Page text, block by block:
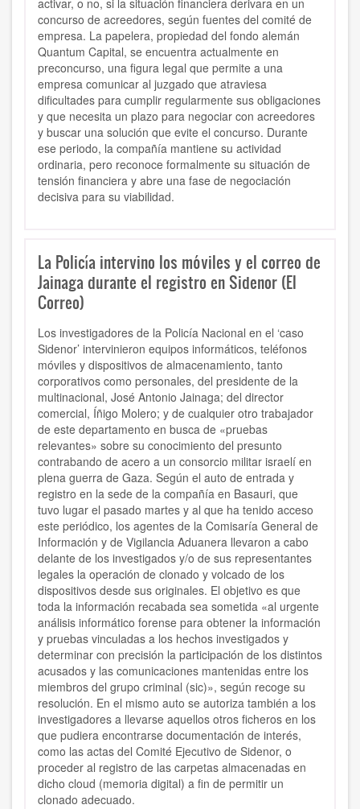
activar, o no, si la situación financiera derivara en un
concurso de acreedores, según fuentes del comité de
empresa. La papelera, propiedad del fondo alemán
Quantum Capital, se encuentra actualmente en
preconcurso, una figura legal que permite a una
empresa comunicar al juzgado que atraviesa
dificultades para cumplir regularmente sus obligaciones
y que necesita un plazo para negociar con acreedores
y buscar una solución que evite el concurso. Durante
ese periodo, la compañía mantiene su actividad
ordinaria, pero reconoce formalmente su situación de
tensión financiera y abre una fase de negociación
decisiva para su viabilidad.
La Policía intervino los móviles y el correo de
Jainaga durante el registro en Sidenor (El
Correo)
Los investigadores de la Policía Nacional en el ‘caso
Sidenor’ intervinieron equipos informáticos, teléfonos
móviles y dispositivos de almacenamiento, tanto
corporativos como personales, del presidente de la
multinacional, José Antonio Jainaga; del director
comercial, Íñigo Molero; y de cualquier otro trabajador
de este departamento en busca de «pruebas
relevantes» sobre su conocimiento del presunto
contrabando de acero a un consorcio militar israelí en
plena guerra de Gaza. Según el auto de entrada y
registro en la sede de la compañía en Basauri, que
tuvo lugar el pasado martes y al que ha tenido acceso
este periódico, los agentes de la Comisaría General de
Información y de Vigilancia Aduanera llevaron a cabo
delante de los investigados y/o de sus representantes
legales la operación de clonado y volcado de los
dispositivos desde sus originales. El objetivo es que
toda la información recabada sea sometida «al urgente
análisis informático forense para obtener la información
y pruebas vinculadas a los hechos investigados y
determinar con precisión la participación de los distintos
acusados y las comunicaciones mantenidas entre los
miembros del grupo criminal (sic)», según recoge su
resolución. En el mismo auto se autoriza también a los
investigadores a llevarse aquellos otros ficheros en los
que pudiera encontrarse documentación de interés,
como las actas del Comité Ejecutivo de Sidenor, o
proceder al registro de las carpetas almacenadas en
dicho cloud (memoria digital) a fin de permitir un
clonado adecuado.